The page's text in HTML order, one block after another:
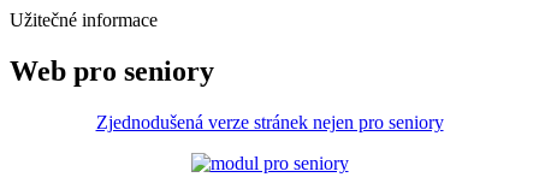
Užitečné informace
Web pro seniory
Zjednodušená verze stránek nejen pro seniory